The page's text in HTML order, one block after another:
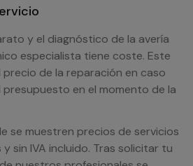
y el diagnóstico de la avería
especialista tiene coste. Este
de la reparación en caso
en el momento de la
se muestren precios de servicios
sin IVA incluido. Tras solicitar tu